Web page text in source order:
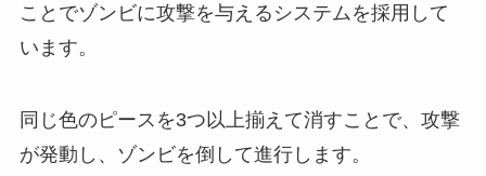
ことでゾンビに攻撃を与えるシステムを採用して
います。
同じ色のピースを3つ以上揃えて消すことで、攻撃
が発動し、ゾンビを倒して進行します。